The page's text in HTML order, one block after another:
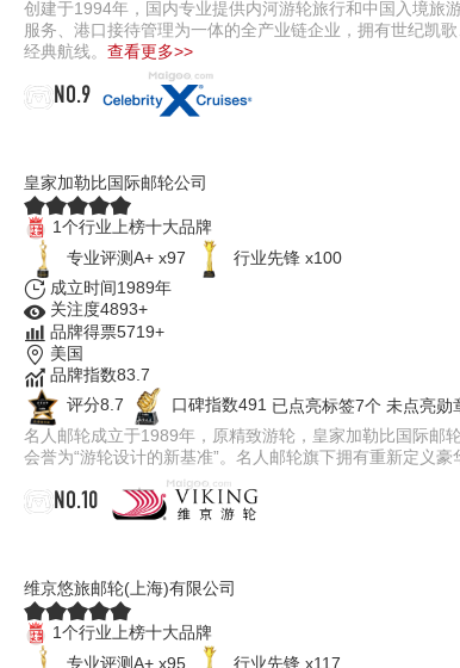
创建于1994年，国内专业提供内河游轮旅行和中国入境旅
服务、港口接待管理为一体的全产业链企业，拥有世纪凯
经典航线。 查看更多>>
NO.9
皇家加勒比国际邮轮公司
1个行业上榜十大品牌
专业评测A+ x97
行业先锋 x100
成立时间1989年
关注度4893+
品牌得票5719+
美国
品牌指数83.7
评分8.7
口碑指数491 已点亮标签7个 未点亮勋
名人邮轮成立于1989年，原精致游轮，皇家加勒比国际邮
会誉为“游轮设计的新基准”。名人邮轮旗下拥有重新定义
NO.10
维京悠旅邮轮(上海)有限公司
1个行业上榜十大品牌
专业评测A+ x95
行业先锋 x117